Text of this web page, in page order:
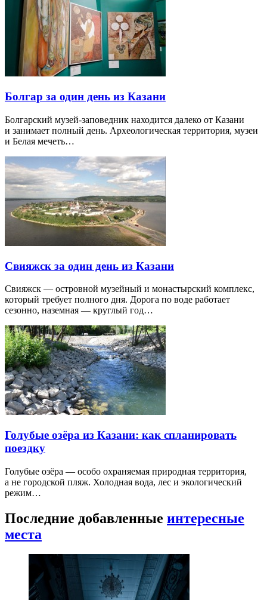
Болгар за один день из Казани
Болгарский музей-заповедник находится далеко от Казани
и занимает полный день. Археологическая территория, музеи
и Белая мечеть…
Свияжск за один день из Казани
Свияжск — островной музейный и монастырский комплекс,
который требует полного дня. Дорога по воде работает
сезонно, наземная — круглый год…
Голубые озёра из Казани: как спланировать
поездку
Голубые озёра — особо охраняемая природная территория,
а не городской пляж. Холодная вода, лес и экологический
режим…
Последние добавленные интересные
места